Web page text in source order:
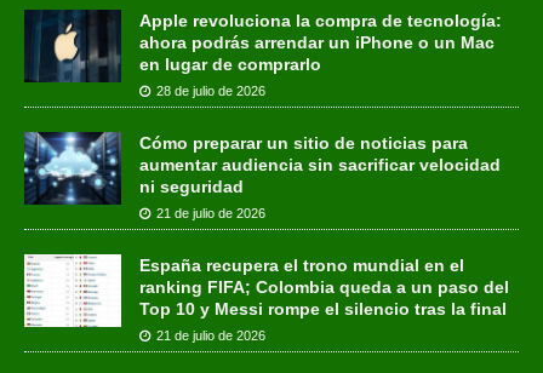
Apple revoluciona la compra de tecnología:
ahora podrás arrendar un iPhone o un Mac
en lugar de comprarlo
28 de julio de 2026
Cómo preparar un sitio de noticias para
aumentar audiencia sin sacrificar velocidad
ni seguridad
21 de julio de 2026
España recupera el trono mundial en el
ranking FIFA; Colombia queda a un paso del
Top 10 y Messi rompe el silencio tras la final
21 de julio de 2026